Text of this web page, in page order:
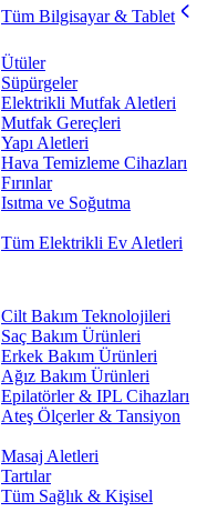
Tüm Bilgisayar & Tablet
Ütüler
Süpürgeler
Elektrikli Mutfak Aletleri
Mutfak Gereçleri
Yapı Aletleri
Hava Temizleme Cihazları
Fırınlar
Isıtma ve Soğutma
Tüm Elektrikli Ev Aletleri
Cilt Bakım Teknolojileri
Saç Bakım Ürünleri
Erkek Bakım Ürünleri
Ağız Bakım Ürünleri
Epilatörler & IPL Cihazları
Ateş Ölçerler & Tansiyon
Masaj Aletleri
Tartılar
Tüm Sağlık & Kişisel